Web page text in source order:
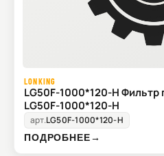
LONKING
LG50F-1000*120-H Фильтр
LG50F-1000*120-H
арт.LG50F-1000*120-H
ПОДРОБНЕЕ→